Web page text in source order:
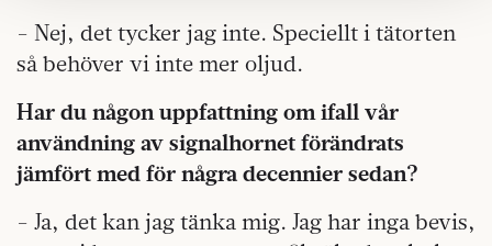
kan du göra dethär.
− Nej, det tycker jag inte. Speciellt i tätorten
så behöver vi inte mer oljud.
Har du någon uppfattning om ifall vår
användning av signalhornet förändrats
jämfört med för några decennier sedan?
− Ja, det kan jag tänka mig. Jag har inga bevis,